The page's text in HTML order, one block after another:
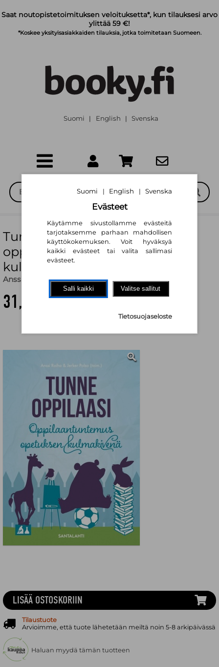
Saat noutopistetoimituksen veloituksetta*, kun tilauksesi arvo
ylittää 59 €!
*Koskee yksityisasiakkaiden tilauksia, jotka toimitetaan Suomeen.
Suomi | English | Svenska
Tunne oppilaasi :
oppilaantuntemus opetuksen
kulmakivenä
Anssi Roiha (toim.),Jerker Polso (toim.)
31,80 €
LISÄÄ OSTOSKORIIN
Tilaustuote
Arvioimme, että tuote lähetetään meiltä noin 5-8 arkipäivässä
Haluan myydä tämän tuotteen
Suomi | English | Svenska
Evästeet
Käytämme sivustollamme evästeitä
tarjotaksemme parhaan mahdollisen
käyttökokemuksen. Voit hyväksyä
kaikki evästeet tai valita sallimasi
evästeet.
Salli kaikki Valitse sallitut
Tietosuojaseloste